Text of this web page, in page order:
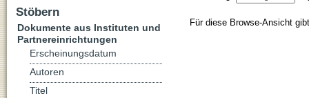
Für diese Browse-Ansicht
Stöbern
Dokumente aus Instituten und
Partnereinrichtungen
Erscheinungsdatum
Autoren
Titel